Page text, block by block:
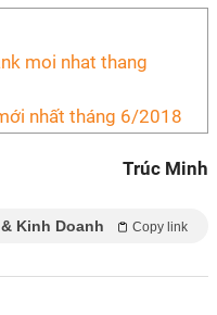
nhất tháng 6/2018
Trúc Minh
Kinh Doanh Copy link